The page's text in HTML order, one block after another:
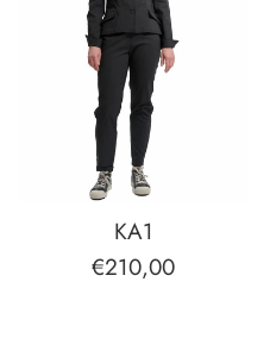
KA1
Normaler
€210,00